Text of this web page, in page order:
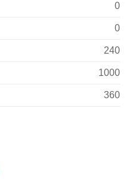
0
0
240
1000
360